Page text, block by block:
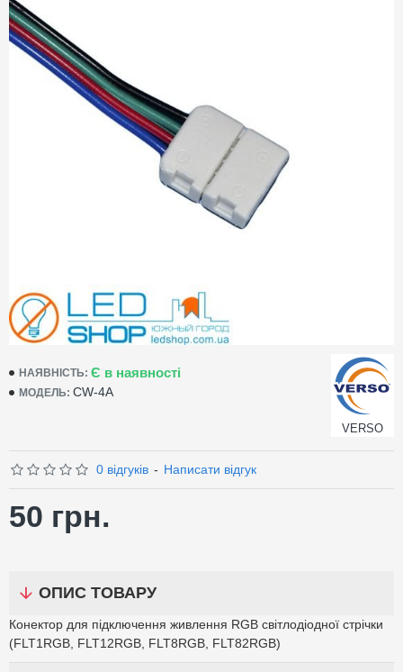
НАЯВНІСТЬ: Є в наявності
МОДЕЛЬ: CW-4A
VERSO
0 відгуків - Написати відгук
50 грн.
ОПИС ТОВАРУ
Конектор для підключення живлення RGB світлодіодної стрічки
(FLT1RGB, FLT12RGB, FLT8RGB, FLT82RGB)